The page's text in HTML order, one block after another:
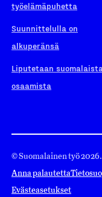
työelämäpuhetta
Suunnittelulla on
alkuperänsä
Liputetaan
osaamista
© Suomalainen työ 2026.
Anna palautetta
Evästeasetukset